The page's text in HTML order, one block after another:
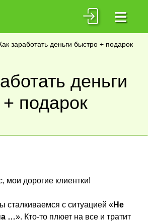
≡
заработать деньги быстро + подарок
деньги
подарок
мои дорогие клиентки!
сталкиваемся с ситуацией «Не
…». Кто-то плюет на все и тратит